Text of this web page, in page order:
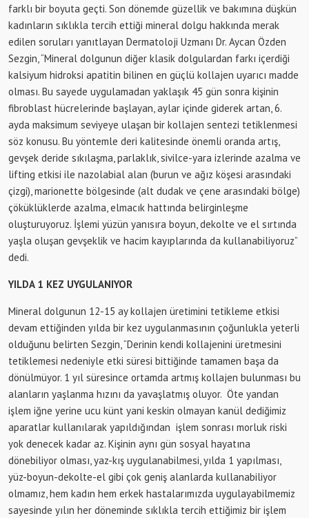
farklı bir boyuta geçti. Son dönemde güzellik ve bakımına düşkün
kadınların sıklıkla tercih ettiği mineral dolgu hakkında merak
edilen soruları yanıtlayan Dermatoloji Uzmanı Dr. Aycan Özden
Sezgin, “Mineral dolgunun diğer klasik dolgulardan farkı içerdiği
kalsiyum hidroksi apatitin bilinen en güçlü kollajen uyarıcı madde
olması. Bu sayede uygulamadan yaklaşık 45 gün sonra kişinin
fibroblast hücrelerinde başlayan, aylar içinde giderek artan, 6.
ayda maksimum seviyeye ulaşan bir kollajen sentezi tetiklenmesi
söz konusu. Bu yöntemle deri kalitesinde önemli oranda artış,
gevşek deride sıkılaşma, parlaklık, sivilce-yara izlerinde azalma ve
lifting etkisi ile nazolabial alan (burun ve ağız köşesi arasındaki
çizgi), marionette bölgesinde (alt dudak ve çene arasındaki bölge)
çöküklüklerde azalma, elmacık hattında belirginleşme
oluşturuyoruz. İşlemi yüzün yanısıra boyun, dekolte ve el sırtında
yaşla oluşan gevşeklik ve hacim kayıplarında da kullanabiliyoruz”
dedi.
YILDA 1 KEZ UYGULANIYOR
Mineral dolgunun 12-15 ay kollajen üretimini tetikleme etkisi
devam ettiğinden yılda bir kez uygulanmasının çoğunlukla yeterli
olduğunu belirten Sezgin, “Derinin kendi kollajenini üretmesini
tetiklemesi nedeniyle etki süresi bittiğinde tamamen başa da
dönülmüyor. 1 yıl süresince ortamda artmış kollajen bulunması bu
alanların yaşlanma hızını da yavaşlatmış oluyor. Öte yandan
işlem iğne yerine ucu künt yani keskin olmayan kanül dediğimiz
aparatlar kullanılarak yapıldığından işlem sonrası morluk riski
yok denecek kadar az. Kişinin aynı gün sosyal hayatına
dönebiliyor olması, yaz-kış uygulanabilmesi, yılda 1 yapılması,
yüz-boyun-dekolte-el gibi çok geniş alanlarda kullanabiliyor
olmamız, hem kadın hem erkek hastalarımızda uygulayabilmemiz
sayesinde yılın her döneminde sıklıkla tercih ettiğimiz bir işlem